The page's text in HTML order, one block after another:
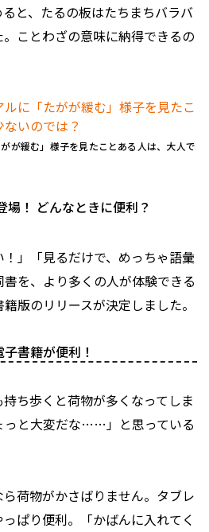
と、たるの板はたちまちバラバ
ことわざの意味に納得できるの
が緩む」様子を見たことある人は、大人で
場！ どんなときに便利？
！」「見るだけで、めっちゃ語彙
を、より多くの人が体験できる
版のリリースが決定しました。
書籍が便利！
ち歩くと荷物が多くなってしま
っと大変だな……」と思っている
荷物がかさばりません。タブレ
ぱり便利。「かばんに入れてく